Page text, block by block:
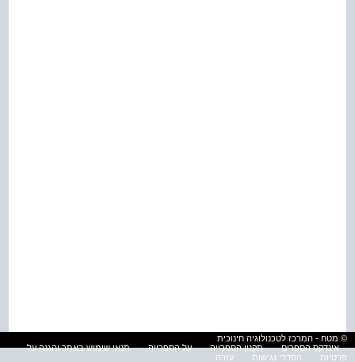
© מטח - המרכז לטכנולוגיה חינוכית
אינדקס הספרים
תקנון הספרייה על הספרייה
תנאי שימוש באתר והגנה על
פרטיות
הסדרי נגישות עזרה